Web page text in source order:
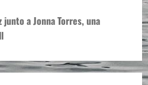
junto a Jonna Torres, una